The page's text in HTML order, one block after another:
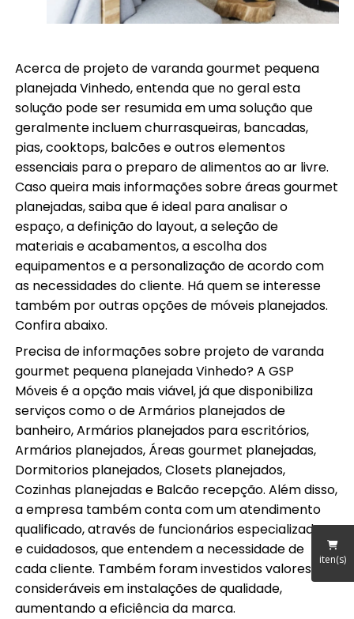
iten(s)
Acerca de projeto de varanda gourmet pequena
planejada Vinhedo, entenda que no geral esta
solução pode ser resumida em uma solução que
geralmente incluem churrasqueiras, bancadas,
pias, cooktops, balcões e outros elementos
essenciais para o preparo de alimentos ao ar livre.
Caso queira mais informações sobre áreas gourmet
planejadas, saiba que é ideal para analisar o
espaço, a definição do layout, a seleção de
materiais e acabamentos, a escolha dos
equipamentos e a personalização de acordo com
as necessidades do cliente. Há quem se interesse
também por outras opções de móveis planejados.
Confira abaixo.
Precisa de informações sobre projeto de varanda
gourmet pequena planejada Vinhedo? A GSP
Móveis é a opção mais viável, já que disponibiliza
serviços como o de Armários planejados de
banheiro, Armários planejados para escritórios,
Armários planejados, Áreas gourmet planejadas,
Dormitorios planejados, Closets planejados,
Cozinhas planejadas e Balcão recepção. Além disso,
a empresa também conta com um atendimento
qualificado, através de funcionários especializados
e cuidadosos, que entendem a necessidade de
cada cliente. Também foram investidos valores
consideráveis em instalações de qualidade,
aumentando a eficiência da marca.